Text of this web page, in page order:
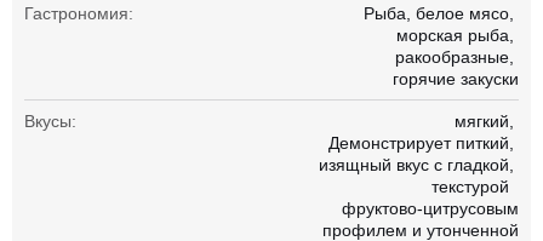
Гастрономия: Рыба белое мясо
морская рыба
ракообразные
горячие закуски
Вкусы:
мягкий
Демонстрирует питкий
изящный вкус с гладкой
текстурой
фруктово-цитрусовым
профилем и утонченной